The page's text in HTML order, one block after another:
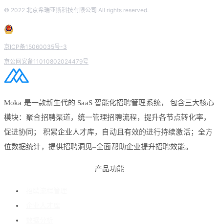
© 2022 北京希瑞亚斯科技有限公司 All rights reserved.
京ICP备15060035号-3
京公网安备11010802024479号
Moka 是一款新生代的 SaaS 智能化招聘管理系统， 包含三大核心
模块：聚合招聘渠道，统一管理招聘流程，提升各节点转化率，
促进协同； 积累企业人才库，自动且有效的进行持续激活；全方
位数据统计，提供招聘洞见–全面帮助企业提升招聘效能。
产品功能